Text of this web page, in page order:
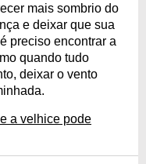
mais sombrio do
e deixar que sua
preciso encontrar a
quando tudo
deixar o vento
a velhice pode